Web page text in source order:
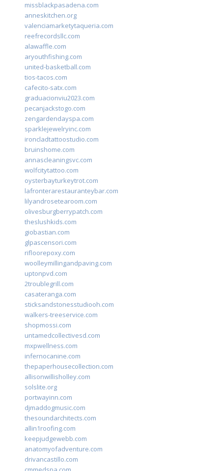
missblackpasadena.com
anneskitchen.org
valenciamarketytaqueria.com
reefrecordsllc.com
alawaffle.com
aryouthfishing.com
united-basketball.com
tios-tacos.com
cafecito-satx.com
graduacionviu2023.com
pecanjackstogo.com
zengardendayspa.com
sparklejewelryinc.com
ironcladtattoostudio.com
bruinshome.com
annascleaningsvc.com
wolfcitytattoo.com
oysterbayturkeytrot.com
lafronterarestauranteybar.com
lilyandrosetearoom.com
olivesburgberrypatch.com
theslushkids.com
giobastian.com
glpascensori.com
rifloorepoxy.com
woolleymillingandpaving.com
uptonpvd.com
2troublegrill.com
casateranga.com
sticksandstonesstudiooh.com
walkers-treeservice.com
shopmossi.com
untamedcollectivesd.com
mxpwellness.com
infernocanine.com
thepaperhousecollection.com
allisonwillisholley.com
solslite.org
portwayinn.com
djmaddogmusic.com
thesoundarchitects.com
allin1roofing.com
keepjudgewebb.com
anatomyofadventure.com
drivancastillo.com